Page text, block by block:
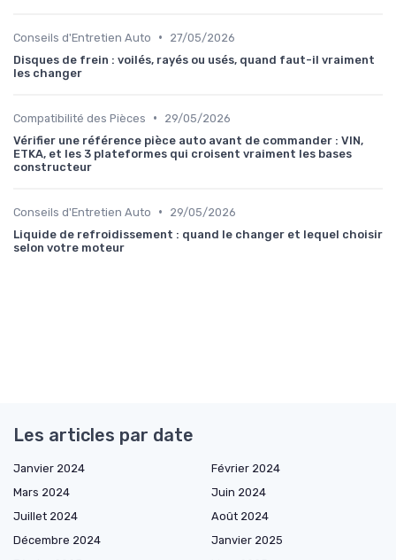
Conseils d'Entretien Auto •
27/05/2026
Disques de frein : voilés, rayés ou usés, quand faut-il vraiment
les changer
Compatibilité des Pièces •
29/05/2026
Vérifier une référence pièce auto avant de commander : VIN,
ETKA, et les 3 plateformes qui croisent vraiment les bases
constructeur
Conseils d'Entretien Auto •
29/05/2026
Liquide de refroidissement : quand le changer et lequel choisir
selon votre moteur
Les articles par date
Janvier 2024
Février 2024
Mars 2024
Juin 2024
Juillet 2024
Août 2024
Décembre 2024
Janvier 2025